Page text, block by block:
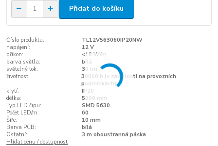
Přidat do košíku
Číslo produktu:
TL12V563060IP20NW
napájení:
12 V
příkon:
<18 W/m
barva světla:
bílá
světelný tok:
30 lm
životnost:
30000 h (v závislosti na provozních
podmínkách)
krytí:
IP20
délka:
5000 mm
Typ LED čipu:
SMD 5630
Počet LED/m:
60
Šíře:
10 mm
Barva PCB:
bílá
Ostatní:
3 m oboustranná páska
Hlídat cenu / dostupnost